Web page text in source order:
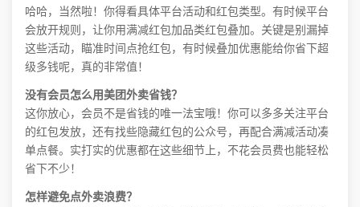
哈哈，当然啦！你得看具体平台活动和红包类型。有时候平台
会放开规则，让你用满减红包加品类红包叠加。关键是别漏掉
这些活动，瞄准时间点抢红包，有时候叠加优惠能给你省下超
级多钱呢，真的非常值！
没有会员怎么用美团外卖省钱？
这你放心，会员不是省钱的唯一法宝哦！你可以多多关注平台
的红包发放，还有找些隐藏红包的公众号，再配合满减活动凑
单点餐。实打实的优惠都在这些细节上，不花会员费也能轻松
省下不少！
怎样避免点外卖浪费？